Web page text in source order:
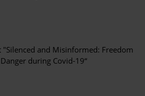
and Misinformed: Freedom
during Covid-19“